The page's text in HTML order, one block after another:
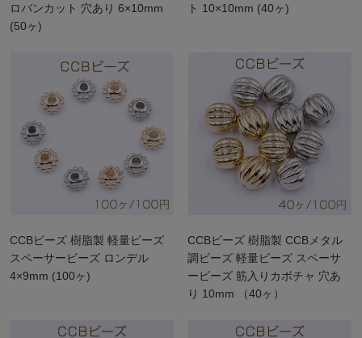
ロバンカット 穴あり 6×10mm
(50ヶ)
ト 10×10mm (40ヶ)
CCBビーズ 樹脂製 軽量ビーズ
スペーサービーズ ロンデル
4×9mm (100ヶ)
CCBビーズ 樹脂製 CCBメタル
調ビーズ 軽量ビーズ スペーサ
ービーズ 筋入りカボチャ 穴あ
り 10mm （40ヶ）